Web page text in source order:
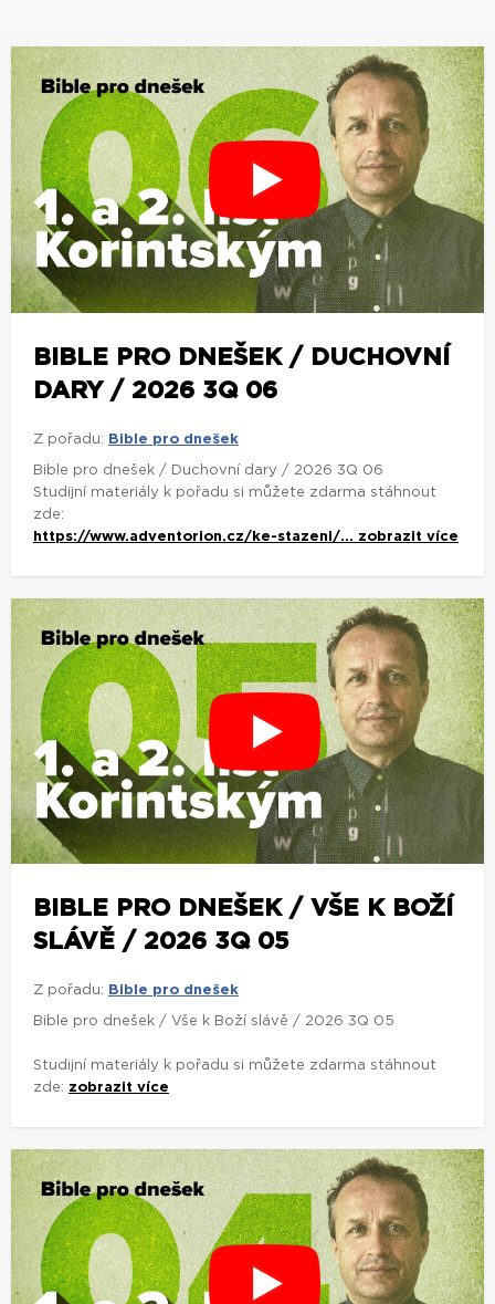
BIBLE PRO DNEŠEK / DUCHOVNÍ
DARY / 2026 3Q 06
Z pořadu: Bible pro dnešek
Bible pro dnešek / Duchovní dary / 2026 3Q 06
Studijní materiály k pořadu si můžete zdarma stáhnout
zde:
https://www.adventorion.cz/ke-stazeni/... zobrazit více
BIBLE PRO DNEŠEK / VŠE K BOŽÍ
SLÁVĚ / 2026 3Q 05
Z pořadu: Bible pro dnešek
Bible pro dnešek / Vše k Boží slávě / 2026 3Q 05
Studijní materiály k pořadu si můžete zdarma stáhnout
zde: zobrazit více